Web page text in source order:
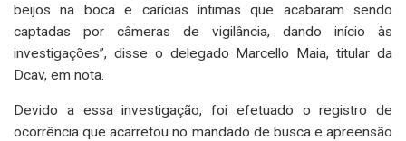
beijos na boca e carícias íntimas que acabaram sendo
captadas por câmeras de vigilância, dando início às
investigações”, disse o delegado Marcello Maia, titular da
Dcav, em nota.
Devido a essa investigação, foi efetuado o registro de
ocorrência que acarretou no mandado de busca e apreensão